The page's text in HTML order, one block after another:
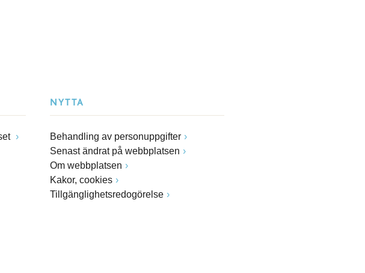
NYTTA
Behandling av personuppgifter
Senast ändrat på webbplatsen
Om webbplatsen
Kakor, cookies
Tillgänglighetsredogörelse